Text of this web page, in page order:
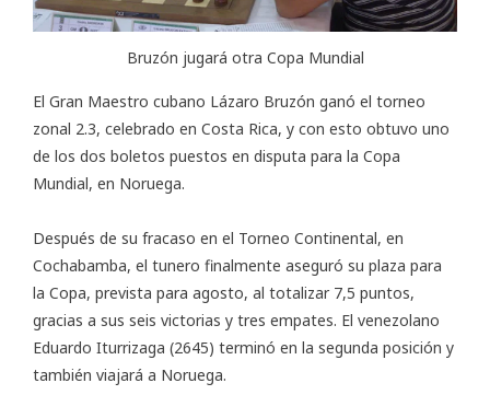
Bruzón jugará otra Copa Mundial
El Gran Maestro cubano Lázaro Bruzón ganó el torneo
zonal 2.3, celebrado en Costa Rica, y con esto obtuvo uno
de los dos boletos puestos en disputa para la Copa
Mundial, en Noruega.
Después de su fracaso en el Torneo Continental, en
Cochabamba, el tunero finalmente aseguró su plaza para
la Copa, prevista para agosto, al totalizar 7,5 puntos,
gracias a sus seis victorias y tres empates. El venezolano
Eduardo Iturrizaga (2645) terminó en la segunda posición y
también viajará a Noruega.